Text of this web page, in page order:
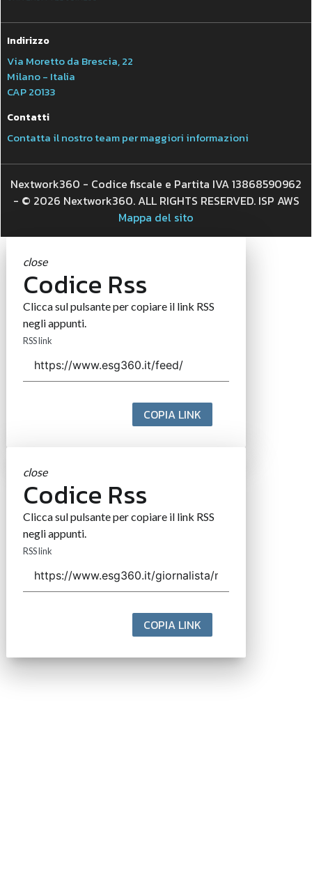
Indirizzo
Via Moretto da Brescia, 22
Milano - Italia
CAP 20133
Contatti
Contatta il nostro team per maggiori informazioni
Nextwork360 - Codice fiscale e Partita IVA 13868590962
- © 2026 Nextwork360. ALL RIGHTS RESERVED. ISP AWS
Mappa del sito
close
Codice Rss
Clicca sul pulsante per copiare il link RSS
negli appunti.
RSS link
COPIA LINK
close
Codice Rss
Clicca sul pulsante per copiare il link RSS
negli appunti.
RSS link
COPIA LINK